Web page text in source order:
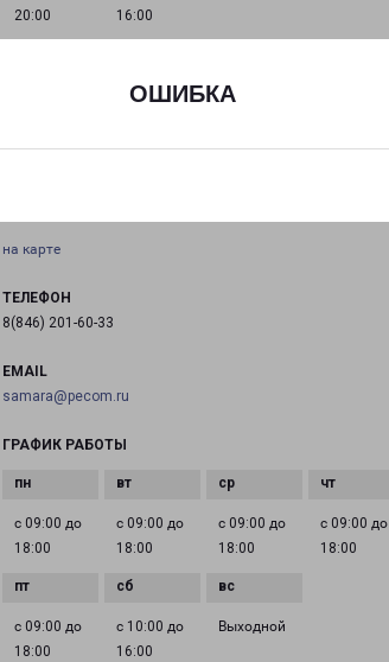
ОШИБКА
20:00
16:00
443532, Самарская область, м.р-н Волжский,
на карте
ТЕЛЕФОН
8(846) 201-60-33
EMAIL
samara@pecom.ru
ГРАФИК РАБОТЫ
с 09:00 до
18:00
с 09:00 до
18:00
с 09:00 до
18:00
с 09:00 до
18:00
с 09:00 до
18:00
с 10:00 до
16:00
Выходной